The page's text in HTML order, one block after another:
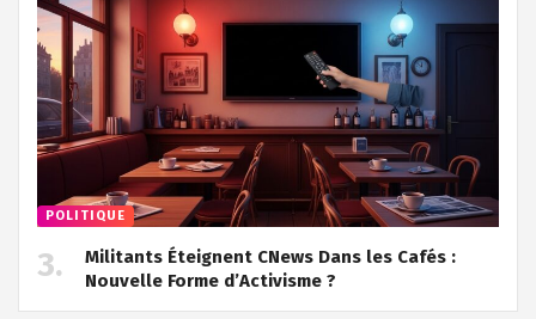
POLITIQUE
Militants Éteignent CNews Dans les Cafés :
Nouvelle Forme d’Activisme ?